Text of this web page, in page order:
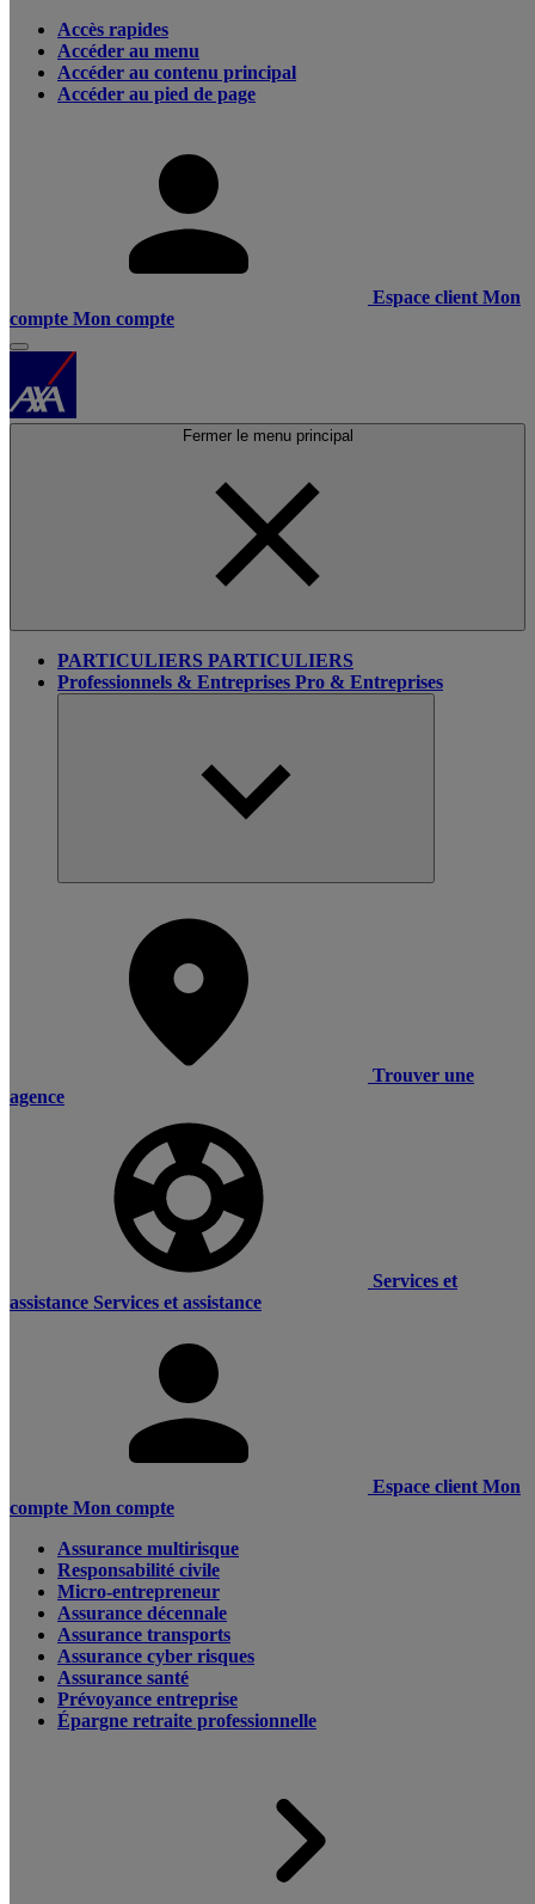
Accès rapides
Accéder au menu
Accéder au contenu principal
Accéder au pied de page
Espace client Mon
compte Mon compte
Fermer le menu principal
PARTICULIERS PARTICULIERS
Professionnels & Entreprises Pro & Entreprises
Trouver une
agence
Services et
assistance Services et assistance
Espace client Mon
compte Mon compte
Assurance multirisque
Responsabilité civile
Micro-entrepreneur
Assurance décennale
Assurance transports
Assurance cyber risques
Assurance santé
Prévoyance entreprise
Épargne retraite professionnelle